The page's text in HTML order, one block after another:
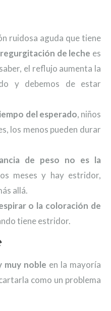
ruidosa aguda que tiene
regurgitación de leche es
el reflujo aumenta la
y debemos de estar
del esperado, niños
los menos pueden durar
de peso no es la
meses y hay estridor,
allá.
o la coloración de
tiene estridor.
muy noble en la mayoría
como un problema